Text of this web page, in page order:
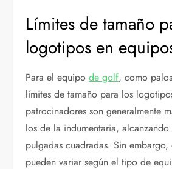
Límites de tamaño
logotipos en
Para el equipode golf, como
límites de tamaño para los
patrocinadores son generalmente
los de la indumentaria,
pulgadas cuadradas. Sin embargo,
pueden variar según el tipo de